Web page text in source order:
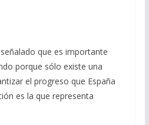
que es importante
porque sólo existe una
el progreso que España
es la que representa